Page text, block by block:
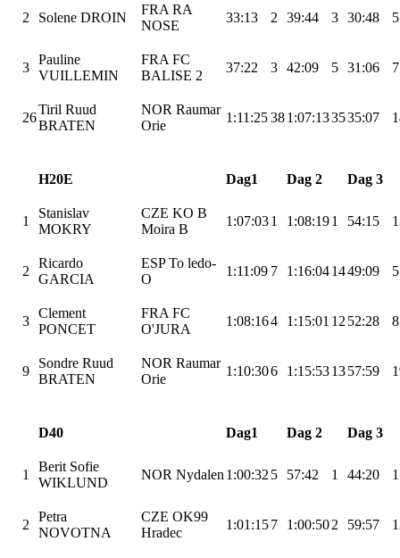
2 Solene DROIN
FRA RA
NOSE
33:13 2 39:44 3 30:48 5
3
Pauline
VUILLEMIN
FRA FC
BALISE 2
37:22 3 42:09 5 31:06 7
26
Tiril Ruud
BRATEN
NOR Raumar
Orie
1:11:25381:07:133535:07
H20E Dag1 Dag 2 Dag 3
1
Stanislav
MOKRY
CZE KO B
Moira B
1:07:031 1:08:191 54:15
2
Ricardo
GARCIA
ESP To ledo-
O
1:11:09 7 1:16:041449:09 5
3
Clement
PONCET
FRA FC
O'JURA
1:08:164 1:15:01 12 52:28 8
9
Sondre Ruud
BRATEN
NOR Raumar
Orie
1:10:306 1:15:531357:59
D40 Dag1 Dag 2 Dag 3
1
Berit Sofie
WIKLUND
NOR Nydalen 1:00:32 5 57:42 1 44:20 1
2
Petra
NOVOTNA
CZE OK99
Hradec
1:01:157 1:00:502 59:57